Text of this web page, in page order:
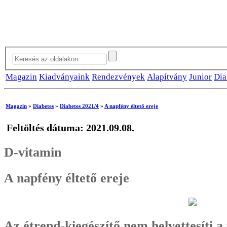
Magazin Kiadványaink Rendezvények Alapítvány Junior
Magazin » Diabetes » Diabetes 2021/4 » A napfény éltető ereje
Feltöltés dátuma: 2021.09.08.
D-vitamin
A napfény éltető ereje